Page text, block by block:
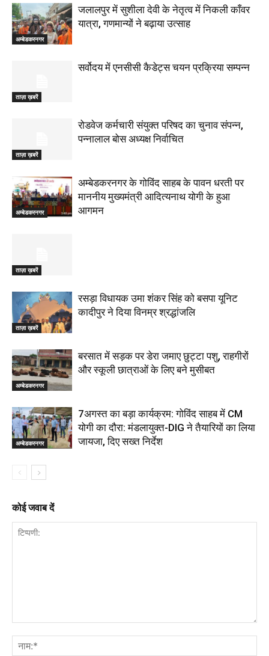
अम्बेडकरनगर
जलालपुर में सुशीला देवी के नेतृत्व में निकली काँवर
यात्रा, गणमान्यों ने बढ़ाया उत्साह
ताज़ा ख़बरें
सर्वोदय में एनसीसी कैडेट्स चयन प्रक्रिया सम्पन्न
ताज़ा ख़बरें
रोडवेज कर्मचारी संयुक्त परिषद का चुनाव संपन्न,
पन्नालाल बोस अध्यक्ष निर्वाचित
अम्बेडकरनगर
अम्बेडकरनगर के गोविंद साहब के पावन धरती पर
माननीय मुख्यमंत्री आदित्यनाथ योगी के हुआ
आगमन
ताज़ा ख़बरें
ताज़ा ख़बरें
रसड़ा विधायक उमा शंकर सिंह को बसपा यूनिट
कादीपुर ने दिया विनम्र श्रद्धांजलि
अम्बेडकरनगर
बरसात में सड़क पर डेरा जमाए छुट्टा पशु, राहगीरों
और स्कूली छात्राओं के लिए बने मुसीबत
अम्बेडकरनगर
7अगस्त का बड़ा कार्यक्रम: गोविंद साहब में CM
योगी का दौरा: मंडलायुक्त-DIG ने तैयारियों का लिया
जायजा, दिए सख्त निर्देश
कोई जवाब दें